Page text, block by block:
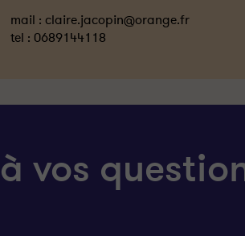
mail : claire.jacopin@orange.fr
tel : 0689144118
vos